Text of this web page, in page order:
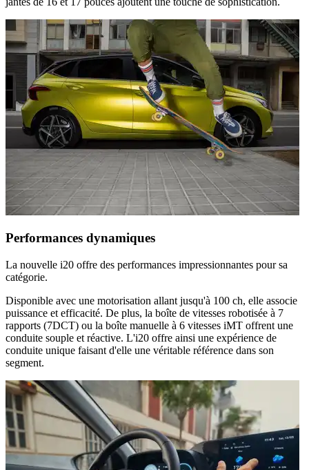
Performances dynamiques
La nouvelle i20 offre des performances impressionnantes pour sa
catégorie.
Disponible avec une motorisation allant jusqu'à 100 ch, elle associe
puissance et efficacité. De plus, la boîte de vitesses robotisée à 7
rapports (7DCT) ou la boîte manuelle à 6 vitesses iMT offrent une
conduite souple et réactive. L'i20 offre ainsi une expérience de
conduite unique faisant d'elle une véritable référence dans son
segment.